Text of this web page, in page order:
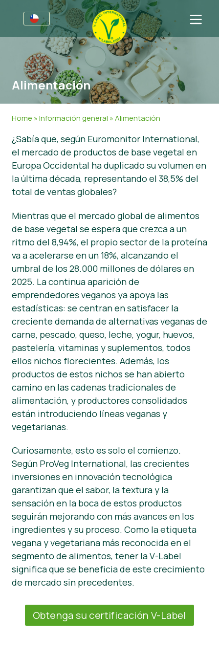
Por negocios
Información para productores
V-Label Webinars
Certifique con V-Label
Sectores
Información general
No Alimentos
Gastronomía
FAQ
Productos Certificados
Sobre nosotros
Contacto
Certifique con V-Label
Informar de un mal uso
Área de clientes
Noticias
Material de prensa
Alimentación
Home »Información general »Alimentación
¿Sabía que, según Euromonitor International,
el mercado de productos de base vegetal en
Europa Occidental ha duplicado su volumen en
la última década, representando el 38,5% del
total de ventas globales?
Mientras que el mercado global de alimentos
de base vegetal se espera que crezca a un
ritmo del 8,94%, el propio sector de la proteína
va a acelerarse en un 18%, alcanzando el
umbral de los 28.000 millones de dólares en
2025. La continua aparición de
emprendedores veganos ya apoya las
estadísticas: se centran en satisfacer la
creciente demanda de alternativas veganas de
carne, pescado, queso, leche, yogur, huevos,
pastelería, vitaminas y suplementos, todos
ellos nichos florecientes. Además, los
productos de estos nichos se han abierto
camino en las cadenas tradicionales de
alimentación, y productores consolidados
están introduciendo líneas veganas y
vegetarianas.
Curiosamente, esto es solo el comienzo.
Según ProVeg International, las crecientes
inversiones en innovación tecnológica
garantizan que el sabor, la textura y la
sensación en la boca de estos productos
seguirán mejorando con más avances en los
ingredientes y su proceso. Como la etiqueta
vegana y vegetariana más reconocida en el
segmento de alimentos, tener la V-Label
significa que se beneficia de este crecimiento
de mercado sin precedentes.
Obtenga su certificación V-Label